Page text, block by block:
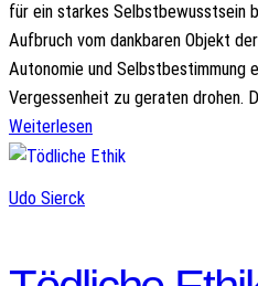
für ein starkes Selbstbewusstsein
Aufbruch vom dankbaren Objekt
Autonomie und Selbstbestimmung
Vergessenheit zu geraten drohen.
Weiterlesen
Udo Sierck